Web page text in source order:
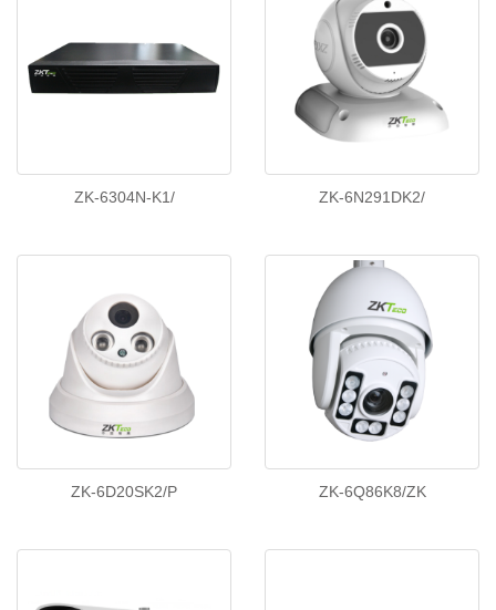
ZK-6304N-K1/ ZK-6N291DK2/
ZK-6D20SK2/P ZK-6Q86K8/ZK